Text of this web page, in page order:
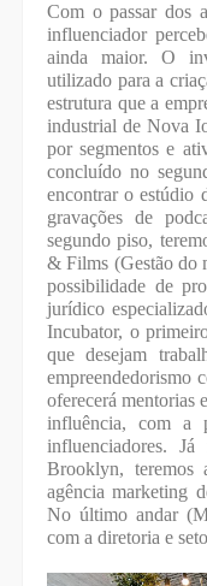
Com o passar dos
influenciador
ainda maior. O
utilizado para a
estrutura que a
industrial de Nova
por segmentos e
concluído no
encontrar o estúdio
gravações de
segundo piso,
& Films (Gestão do
possibilidade de
jurídico
Incubator, o
que desejam
empreendedorismo
oferecerá mentorias
influência, com a
influenciadores.
Brooklyn, teremos
agência marketing
No último andar
com a diretoria e